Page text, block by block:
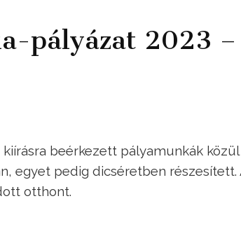
pályázat 2023 –
beérkezett pályamunkák közül
egyet pedig dicséretben részesített.
otthont.